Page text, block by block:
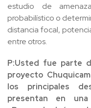
estudio de
probabilístico o
distancia focal,
entre otros.
P:Usted fue parte
proyecto
los principales
presentan en